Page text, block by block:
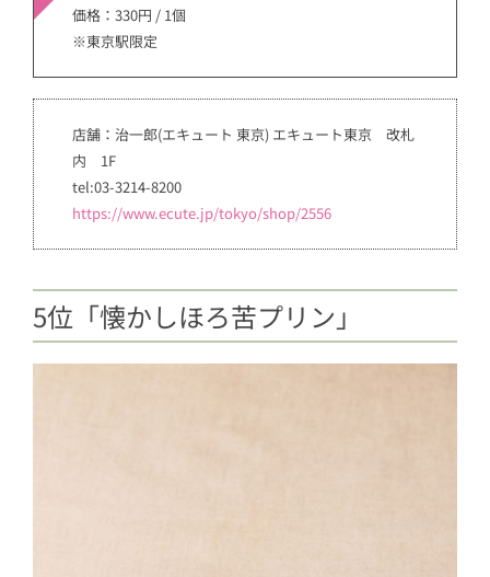
価格：330円 / 1個
※東京駅限定
店舗：治一郎(エキュート 東京) エキュート東京 改札
内 1F
tel:03-3214-8200
https://www.ecute.jp/tokyo/shop/2556
5位「懐かしほろ苦プリン」